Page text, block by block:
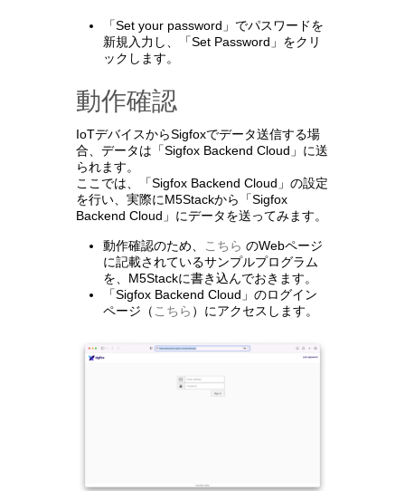
「Set your password」でパスワードを
新規入力し、「Set Password」をクリ
ックします。
動作確認
IoTデバイスからSigfoxでデータ送信する場
合、データは「Sigfox Backend Cloud」に送
られます。
ここでは、「Sigfox Backend Cloud」の設定
を行い、実際にM5Stackから「Sigfox
Backend Cloud」にデータを送ってみます。
動作確認のため、 こちら のWebページ
に記載されているサンプルプログラム
を、M5Stackに書き込んでおきます。
「Sigfox Backend Cloud」のログイン
ページ（ こちら ）にアクセスします。